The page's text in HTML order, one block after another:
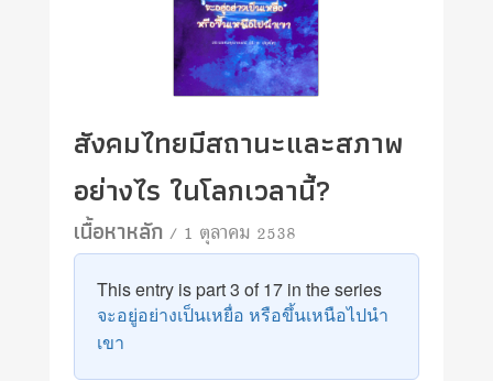
สังคมไทยมีสถานะและสภาพ
อย่างไร ในโลกเวลานี้?
เนื้อหาหลัก/ 1 ตุลาคม 2538
This entry is part 3 of 17 in the series
จะอยู่อย่างเป็นเหยื่อ หรือขึ้นเหนือไปนำ
เขา